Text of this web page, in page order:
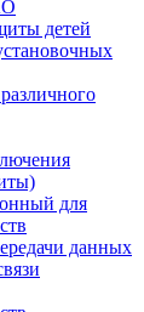
детей
для
данных